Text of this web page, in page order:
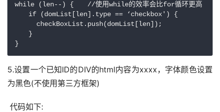
while (len--) {　　//使用while的效率会比for循环更高
if (domList[len].type == ‘checkbox') {
  　　checkBoxList.push(domList[len]);
}
}
5.设置一个已知ID的DIV的html内容为xxxx，字体颜色设置
为黑色(不使用第三方框架)
代码如下: